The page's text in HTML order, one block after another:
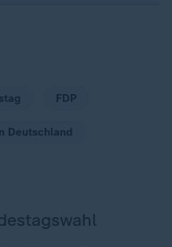
FDP
Deutschland